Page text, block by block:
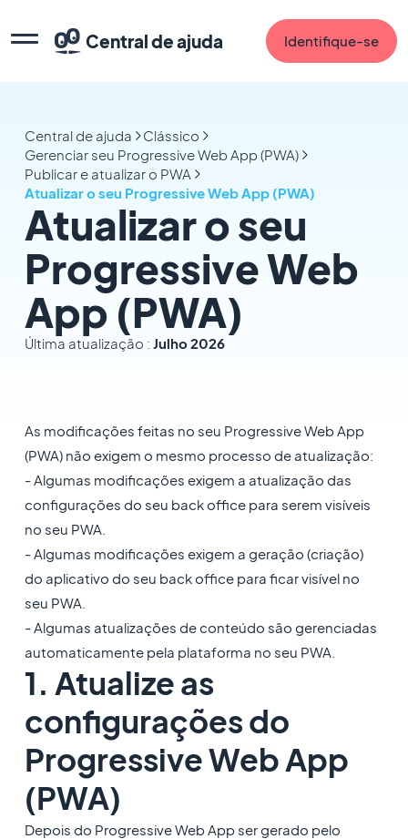
Central de ajuda Identifique-se
Central de ajuda
Clássico
Gerenciar seu Progressive Web App (PWA)
Publicar e atualizar o PWA
Atualizar o seu Progressive Web App (PWA)
Atualizar o seu
Progressive Web
App (PWA)
Última atualização : Julho 2026
As modificações feitas no seu Progressive Web App
(PWA) não exigem o mesmo processo de atualização:
- Algumas modificações exigem a atualização das
configurações do seu back office para serem visíveis
no seu PWA.
- Algumas modificações exigem a geração (criação)
do aplicativo do seu back office para ficar visível no
seu PWA.
- Algumas atualizações de conteúdo são gerenciadas
automaticamente pela plataforma no seu PWA.
1. Atualize as
configurações do
Progressive Web App
(PWA)
Depois do Progressive Web App ser gerado pelo